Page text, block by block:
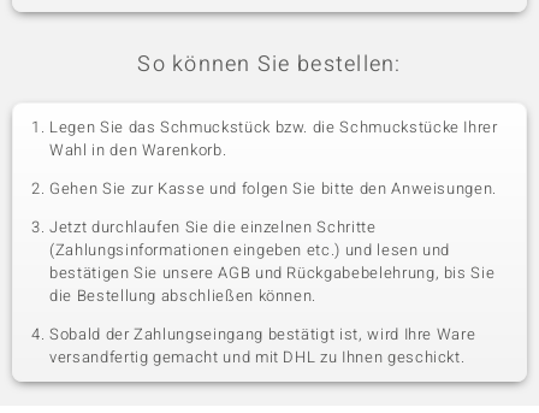
So können Sie bestellen:
Legen Sie das Schmuckstück bzw. die Schmuckstücke Ihrer
Wahl in den Warenkorb.
Gehen Sie zur Kasse und folgen Sie bitte den Anweisungen.
Jetzt durchlaufen Sie die einzelnen Schritte
(Zahlungsinformationen eingeben etc.) und lesen und
bestätigen Sie unsere AGB und Rückgabebelehrung, bis Sie
die Bestellung abschließen können.
Sobald der Zahlungseingang bestätigt ist, wird Ihre Ware
versandfertig gemacht und mit DHL zu Ihnen geschickt.